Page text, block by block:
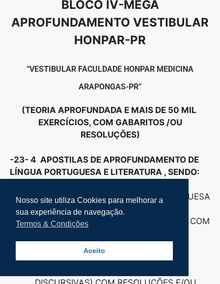
BLOCO IV-MEGA
APROFUNDAMENTO VESTIBULAR
HONPAR-PR
“VESTIBULAR FACULDADE HONPAR MEDICINA
ARAPONGAS-PR”
(TEORIA APROFUNDADA E MAIS DE 50 MIL
EXERCÍCIOS, COM GABARITOS /OU
RESOLUÇÕES)
-23- 4 APOSTILAS DE APROFUNDAMENTO DE
LÍNGUA PORTUGUESA E LITERATURA , SENDO:
23A – APOSTILA 1 – LÍNGUA PORTUGUESA
E LITERATURA, COM TEORIA E 1.500
EXERCÍCIOS (TESTES E DISCURSIVAS) COM
23B – APOSTILA 2 – LÍNGUA
PORTUGUESA E LITERATURA, COM
Nosso site utiliza Cookies para melhorar a
sua experiência de navegação.
Termos & Condições
Aceito